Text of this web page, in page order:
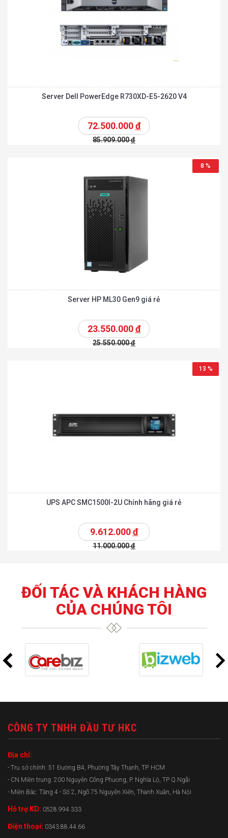
Server Dell PowerEdge R730XD-E5-2620 V4
72.500.000đ
85.909.000đ
8 %
Server HP ML30 Gen9 giá rẻ
23.550.000đ
25.550.000đ
13 %
UPS APC SMC1500I-2U Chính hãng giá rẻ
9.612.000đ
11.000.000đ
ĐỐI TÁC VÀ KHÁCH HÀNG
CỦA CHÚNG TÔI
CÔNG TY TNHH ĐẦU TƯ HKC
Địa chỉ:
- Trụ sở chính: 51 Đường B4, Phường Tây Thạnh, TP. HCM
- CN Miền trung: 200 Nguyễn Công Phương, P. Nghĩa Lộ, TP Q.Ngãi
- Miền Bắc: Tầng 4 - Số 2, Ngõ 75 Nguyễn Xiển, Thanh Xuân, Hà Nội
Hỗ trợ KD: 0528.994.333
Điện thoại: 0343.88.44.66